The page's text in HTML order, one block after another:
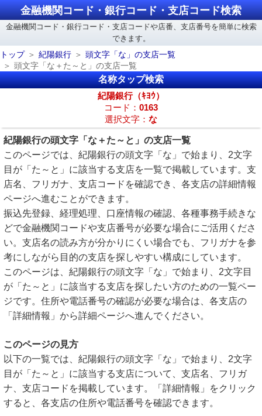
金融機関コード・銀行コード・支店コード検索
金融機関コード・銀行コード・支店コードや店番、支店番号を簡単に検索
できます。
トップ
紀陽銀行
頭文字「な」の支店一覧
頭文字「な＋た～と」の支店一覧
名称タップ検索
紀陽銀行（ｷﾖｳ）
コード： 0163
選択文字： な
紀陽銀行の頭文字「な＋た～と」の支店一覧
このページでは、紀陽銀行の頭文字「な」で始まり、2文字
目が「た～と」に該当する支店を一覧で掲載しています。支
店名、フリガナ、支店コードを確認でき、各支店の詳細情報
ページへ進むことができます。
振込先登録、経理処理、口座情報の確認、各種事務手続きな
どで金融機関コードや支店番号が必要な場合にご活用くださ
い。支店名の読み方が分かりにくい場合でも、フリガナを参
考にしながら目的の支店を探しやすい構成にしています。
このページは、紀陽銀行の頭文字「な」で始まり、2文字目
が「た～と」に該当する支店を探したい方のための一覧ペー
ジです。住所や電話番号の確認が必要な場合は、各支店の
「詳細情報」から詳細ページへ進んでください。
このページの見方
以下の一覧では、紀陽銀行の頭文字「な」で始まり、2文字
目が「た～と」に該当する支店について、支店名、フリガ
ナ、支店コードを掲載しています。「詳細情報」をクリック
すると、各支店の住所や電話番号を確認できます。